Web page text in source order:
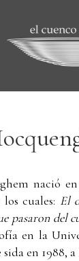
nació
cuales: El
pasaron del
en la
en 1988, a